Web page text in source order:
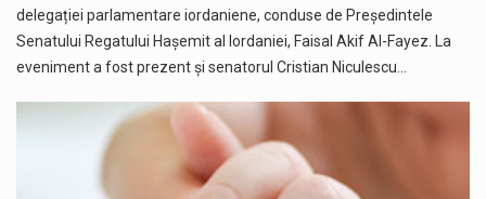
delegației parlamentare iordaniene, conduse de Președintele
Senatului Regatului Hașemit al Iordaniei, Faisal Akif Al-Fayez. La
eveniment a fost prezent și senatorul Cristian Niculescu…